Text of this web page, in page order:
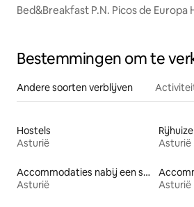
Bed&Breakfast P.N. Picos de Europa
Bestemmingen om te
Andere soorten verblijven
Hostels
Asturië
Asturië
Accommodaties nabij een strand
Asturië
Asturië